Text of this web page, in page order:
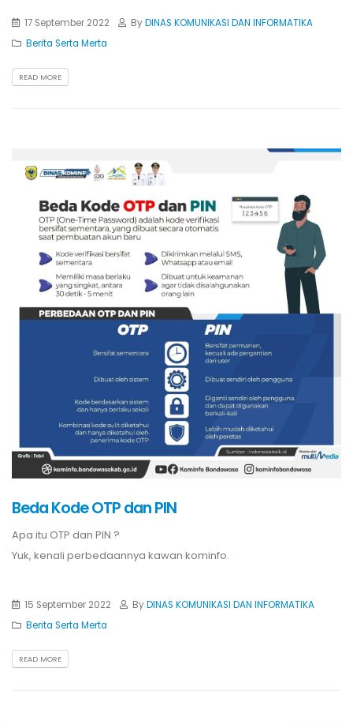
17 September 2022 ByDINAS KOMUNIKASI DAN INFORMATIKA
Berita Serta Merta
READ MORE
Beda Kode OTP dan PIN
Apa itu OTP dan PIN ?
Yuk, kenali perbedaannya kawan kominfo.
15 September 2022 ByDINAS KOMUNIKASI DAN INFORMATIKA
Berita Serta Merta
READ MORE